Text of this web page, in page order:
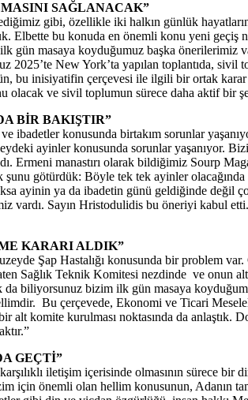
SAĞLANACAK”
gibi, özellikle iki halkın günlük
bu konuda en önemli konu yeni geçiş
gün masaya koyduğumuz başka
New York’ta yapılan toplantıda, sivil
bu inisiyatifin çerçevesi ile ilgili bir ortak
ve sivil toplumun sürece daha aktif bir
BİR BAKIŞTIR”
konusunda birtakım sorunlar
ayinler konusunda sorunlar yaşanıyor.
Ermeni manastırı olarak bildiğimiz Sourp
götürdük: Böyle tek tek ayinler
ayinin ya da ibadetin günü geldiğinde
vardı. Sayın Hristodulidis bu öneriyi kabul
KARARI ALDIK”
Şap Hastalığı konusunda bir problem
Sağlık Teknik Komitesi nezdinde ve
da biliyorsunuz bizim ilk gün masaya
Bu çerçevede, Ekonomi ve Ticari
alt komite kurulması noktasında da
GEÇTİ”
iletişim içerisinde olmasının sürece bir
önemli olan hellim konusunun, Adanın